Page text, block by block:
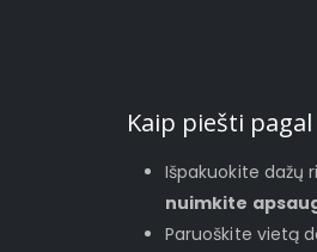
Kaip piešti
Išpakuokite dažų
nuimkite
Paruoškite vietą